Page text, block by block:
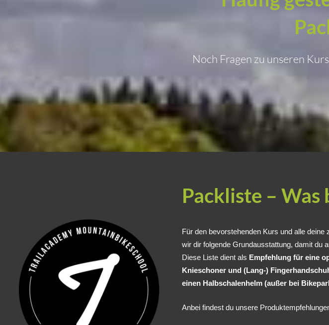
Noch Fragen zu unseren
Packliste –
Für den bevorstehenden Kurs und alle
wir dir folgende Grundausstattung, damit du
Diese Liste dient als Empfehlung für eine
Knieschoner und (Lang-)
einen Halbschalenhelm (außer bei
Anbei findest du unsere